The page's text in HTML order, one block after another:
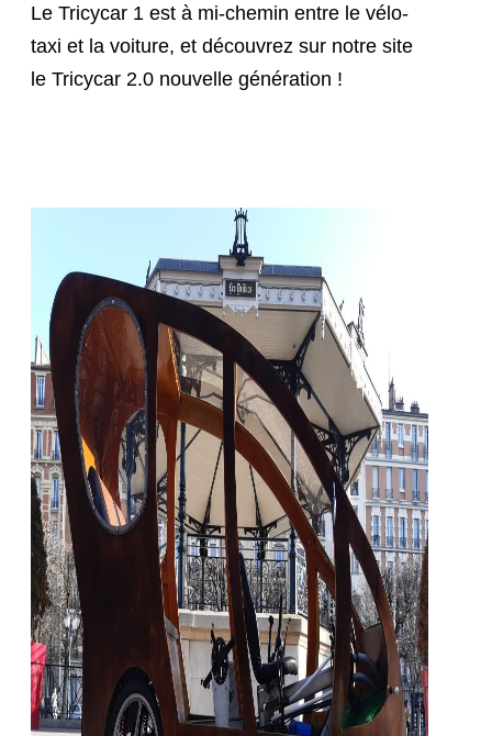
Le Tricycar 1 est à mi-chemin entre le vélo-
taxi et la voiture, et découvrez sur notre site
le Tricycar 2.0 nouvelle génération !